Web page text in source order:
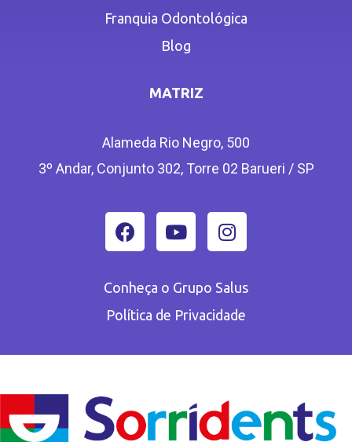
Franquia Odontológica
Blog
MATRIZ
Alameda Rio Negro, 500
3º Andar, Conjunto 302, Torre 02 Barueri / SP
Conheça o Grupo Salus
Política de Privacidade